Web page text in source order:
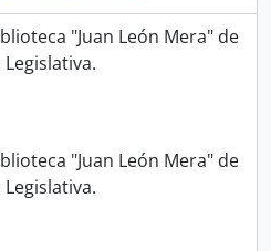
"Juan León Mera" de
"Juan León Mera" de